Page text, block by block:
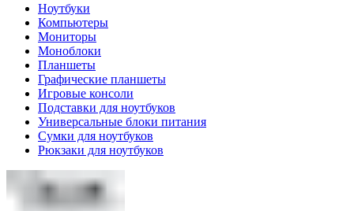
Ноутбуки
Компьютеры
Мониторы
Моноблоки
Планшеты
Графические планшеты
Игровые консоли
Подставки для ноутбуков
Универсальные блоки питания
Сумки для ноутбуков
Рюкзаки для ноутбуков